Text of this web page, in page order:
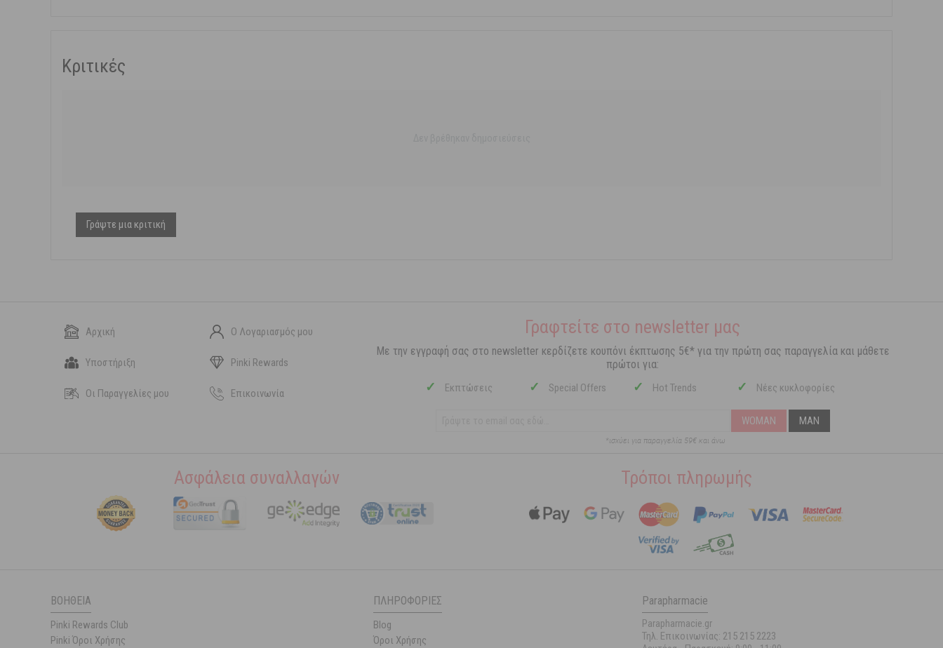
Κριτικές
Γράψτε μια κριτική
Αρχική Ο Λογαριασμός μου
Υποστήριξη Pinki Rewards
Οι Παραγγελίες μου Επικοινωνία
Γραφτείτε στο newsletter μας
Με την εγγραφή σας στο newsletter κερδίζετε κουπόνι έκπτωσης 5€* για την πρώτη σας παραγγελία και μάθετε
πρώτοι για:
✓ Εκπτώσεις ✓ Special Offers ✓ Hot Trends ✓ Νέες κυκλοφορίες
WOMAN MAN
*ισχύει για παραγγελία 59€ και άνω
Ασφάλεια συναλλαγών Τρόποι πληρωμής
ΒΟΉΘΕΙΑ
Pinki Rewards Club
Pinki Όροι Χρήσης
ΠΛΗΡΟΦΟΡΊΕΣ
Blog
Όροι Χρήσης
Parapharmacie
Parapharmacie.gr
Τηλ. Επικοινωνίας: 215 215 2223